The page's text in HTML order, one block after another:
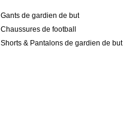
Gants de gardien de but
Chaussures de football
Shorts & Pantalons de gardien de but